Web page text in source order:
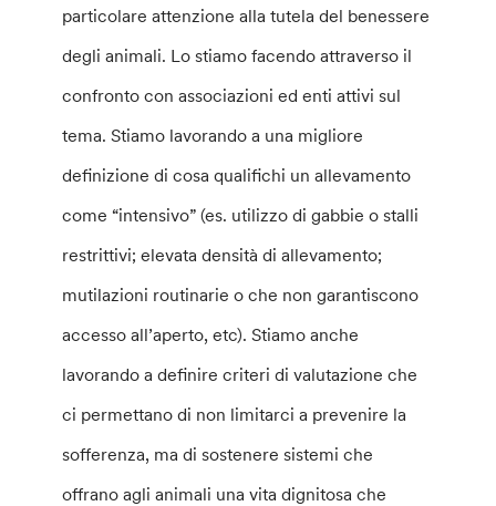
particolare attenzione alla tutela del benessere
degli animali. Lo stiamo facendo attraverso il
confronto con associazioni ed enti attivi sul
tema. Stiamo lavorando a una migliore
definizione di cosa qualifichi un allevamento
come “intensivo” (es. utilizzo di gabbie o stalli
restrittivi; elevata densità di allevamento;
mutilazioni routinarie o che non garantiscono
accesso all’aperto, etc). Stiamo anche
lavorando a definire criteri di valutazione che
ci permettano di non limitarci a prevenire la
sofferenza, ma di sostenere sistemi che
offrano agli animali una vita dignitosa che